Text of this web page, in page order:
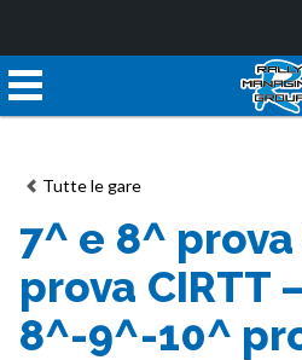
Tutte le gare
7^ e 8^ prova
prova CIRTT
8^-9^-10^